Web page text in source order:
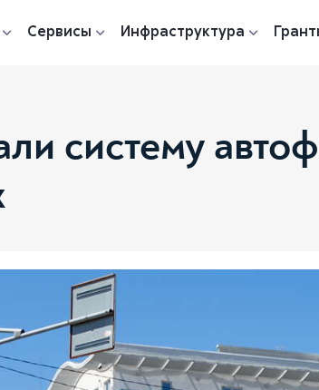
Сервисы Инфраструктура
систему